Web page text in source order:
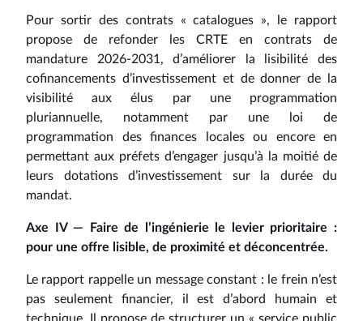
Pour sortir des contrats « catalogues », le rapport
propose de refonder les CRTE en contrats de
mandature 2026‑2031, d’améliorer la lisibilité des
cofinancements d’investissement et de donner de la
visibilité aux élus par une programmation
pluriannuelle, notamment par une loi de
programmation des finances locales ou encore en
permettant aux préfets d’engager jusqu’à la moitié de
leurs dotations d’investissement sur la durée du
mandat.
Axe IV — Faire de l’ingénierie le levier prioritaire :
pour une offre lisible, de proximité et déconcentrée.
Le rapport rappelle un message constant : le frein n’est
pas seulement financier, il est d’abord humain et